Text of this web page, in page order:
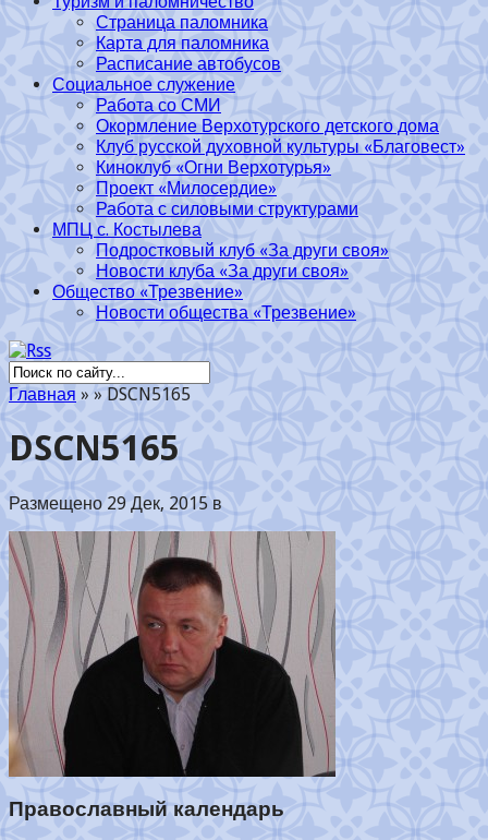
Страница паломника
Карта для паломника
Расписание автобусов
Социальное служение
Работа со СМИ
Окормление Верхотурского детского дома
Клуб русской духовной культуры «Благовест»
Киноклуб «Огни Верхотурья»
Проект «Милосердие»
Работа с силовыми структурами
МПЦ с. Костылева
Подростковый клуб «За други своя»
Новости клуба «За други своя»
Общество «Трезвение»
Новости общества «Трезвение»
Главная » » DSCN5165
DSCN5165
Размещено 29 Дек, 2015 в
Православный календарь